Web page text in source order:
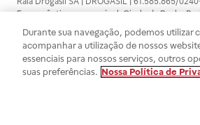
Farmacêutico responsável: Gisele da Penha
automedicação e não substituem, em
persistirem os sintomas, um médico deverá
SA trabalha com as tecnologias mais
efetuados estão sujeitos à confirmação da
Durante sua navegação, podemos utilizar
acompanhar a utilização de nossos
essenciais para nossos serviços, outros
suas preferências. Nossa Política de